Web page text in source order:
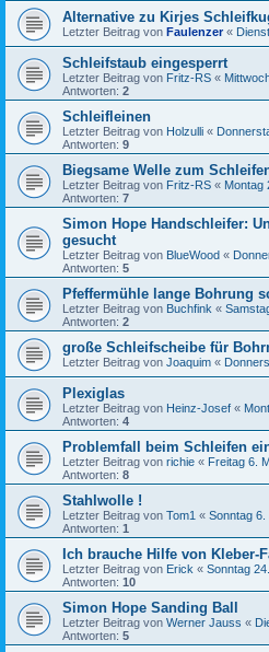
Alternative zu Kirjes
Letzter Beitrag von Faulenzer«
Schleifstaub eingesperrt
Letzter Beitrag von Fritz-RS «
Antworten: 2
Schleifleinen
Letzter Beitrag von Holzulli «
Antworten: 9
Biegsame Welle zum
Letzter Beitrag von Fritz-RS « Montag
Antworten: 7
Simon Hope Handschleifer:
gesucht
Letzter Beitrag von BlueWood «
Antworten: 5
Pfeffermühle lange Bohrung
Letzter Beitrag von Buchfink «
Antworten: 2
große Schleifscheibe für
Letzter Beitrag von Joaquim «
Plexiglas
Letzter Beitrag von Heinz-Josef «
Antworten: 4
Problemfall beim Schleifen
Letzter Beitrag von richie « Freitag 6.
Antworten: 8
Stahlwolle !
Letzter Beitrag von Tom1 « Sonntag 6.
Antworten: 1
Ich brauche Hilfe von Kleber-
Letzter Beitrag von Erick « Sonntag
Antworten: 10
Simon Hope Sanding Ball
Letzter Beitrag von Werner Jauss «
Antworten: 5